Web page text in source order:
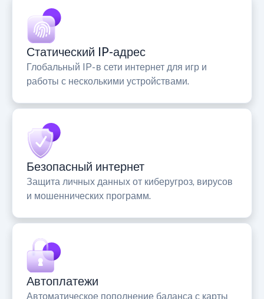
Статический IP-адрес
Глобальный IP- в сети интернет для игр и
работы с несколькими устройствами.
Безопасный интернет
Защита личных данных от киберугроз, вирусов
и мошеннических программ.
Автоплатежи
Автоматическое пополнение баланса с карты